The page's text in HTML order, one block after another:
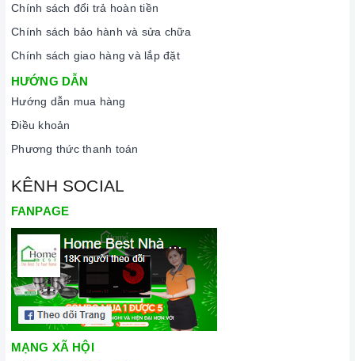
tin mang đến cho quý khách hàng dịch vụ chăm sóc khách
hàng tận tâm và chính sách bảo hành, hậu mãi chuyên nghiệp
nhất.
Xem thêm tại đây:
chữa thiết bị nhà bếp cao cấp
Chính sách đổi trả hoàn tiền
Chính sách bảo hành và sửa chữa
Chính sách giao hàng và lắp đặt
HƯỚNG DẪN
Hướng dẫn mua hàng
Điều khoản
Phương thức thanh toán
KÊNH SOCIAL
FANPAGE
MẠNG XÃ HỘI